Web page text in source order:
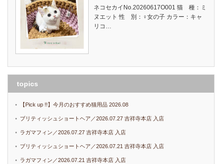
ネコセカイNo.20260617O001 猫 種：ミ
ヌエット 性 別：♀女の子 カラー：キャ
リコ…
topics
【Pick up !!】今月のおすすめ猫用品 2026.08
ブリティッシュショートヘア／2026.07.27 吉祥寺本店 入店
ラガマフィン／2026.07.27 吉祥寺本店 入店
ブリティッシュショートヘア／2026.07.21 吉祥寺本店 入店
ラガマフィン／2026.07.21 吉祥寺本店 入店